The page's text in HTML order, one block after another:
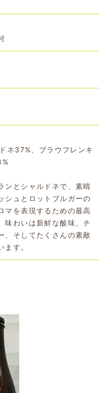
ネ37%、ブラウフレンキ
ンとシャルドネで、素晴
シュとロットブルガーの
マを表現するための最高
味わいは新鮮な酸味、チ
、そしてたくさんの素敵
ます。